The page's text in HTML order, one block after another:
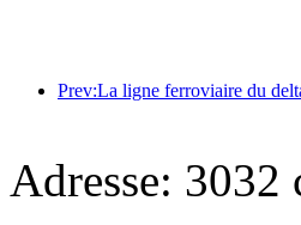
Adresse: